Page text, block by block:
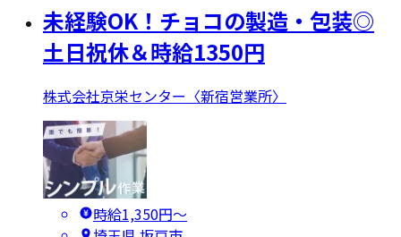
未経験OK！チョコの製造・包装◎
土日祝休＆時給1350円
株式会社京栄センター〈新宿営業所〉
時給1,350円〜